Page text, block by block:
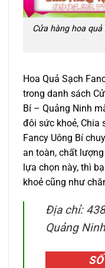
Cửa hàng hoa
Hoa Quả Sạch
trong danh sách
Bí – Quảng Ninh
đôi sức khoẻ, Chia
Fancy Uông Bí
an toàn, chất
lựa chọn này, thì
khoẻ cũng như
Địa chỉ:
Quảng Ninh